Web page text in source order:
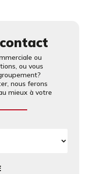
ou
ou vous
nous ferons
mieux à votre